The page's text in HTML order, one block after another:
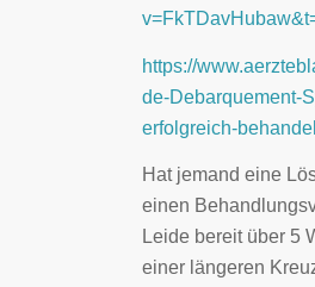
https://
de-Debarquement-
erfolgreich-
Hat jemand eine
einen
Leide bereit über 5
einer längeren